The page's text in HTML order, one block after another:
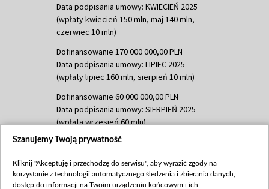
Data podpisania umowy: KWIECIEŃ 2025
(wpłaty kwiecień 150 mln, maj 140 mln,
czerwiec 10 mln)
Dofinansowanie 170 000 000,00 PLN
Data podpisania umowy: LIPIEC 2025
(wpłaty lipiec 160 mln, sierpień 10 mln)
Dofinansowanie 60 000 000,00 PLN
Data podpisania umowy: SIERPIEŃ 2025
(wpłata wrzesień 60 mln)
Dofinansowanie 635 783 051,21 PLN
(wpłata wrzesień 100 mln, październik 350
mln, listopad 265 mln)
Szanujemy Twoją prywatność
Kliknij "Akceptuję i przechodzę do serwisu", aby wyrazić zgody na
korzystanie z technologii automatycznego śledzenia i zbierania danych,
dostęp do informacji na Twoim urządzeniu końcowym i ich